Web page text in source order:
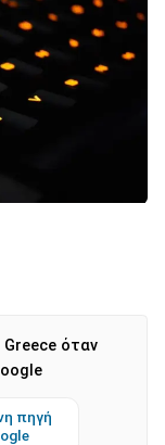
όταν
πηγή